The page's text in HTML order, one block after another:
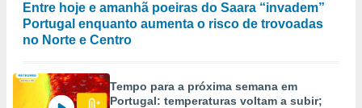
Entre hoje e amanhã poeiras do Saara “invadem”
Portugal enquanto aumenta o risco de trovoadas
no Norte e Centro
Tempo para a próxima semana em
Portugal: temperaturas voltam a subir;